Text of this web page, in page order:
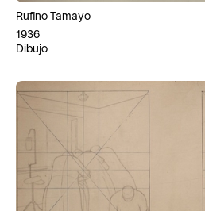
Rufino Tamayo
1936
Dibujo